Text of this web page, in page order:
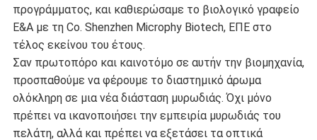
προγράμματος, και καθιερώσαμε το βιολογικό γραφείο
Ε&Α με τη Co. Shenzhen Microphy Biotech, ΕΠΕ στο
τέλος εκείνου του έτους.
Σαν πρωτοπόρο και καινοτόμο σε αυτήν την βιομηχανία,
προσπαθούμε να φέρουμε το διαστημικό άρωμα
ολόκληρη σε μια νέα διάσταση μυρωδιάς. Όχι μόνο
πρέπει να ικανοποιήσει την εμπειρία μυρωδιάς του
πελάτη, αλλά και πρέπει να εξετάσει τα οπτικά